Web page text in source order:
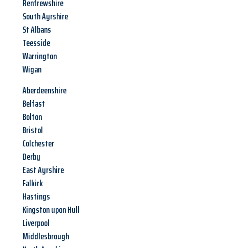
Renfrewshire
South Ayrshire
St Albans
Teesside
Warrington
Wigan
Aberdeenshire
Belfast
Bolton
Bristol
Colchester
Derby
East Ayrshire
Falkirk
Hastings
Kingston upon Hull
Liverpool
Middlesbrough